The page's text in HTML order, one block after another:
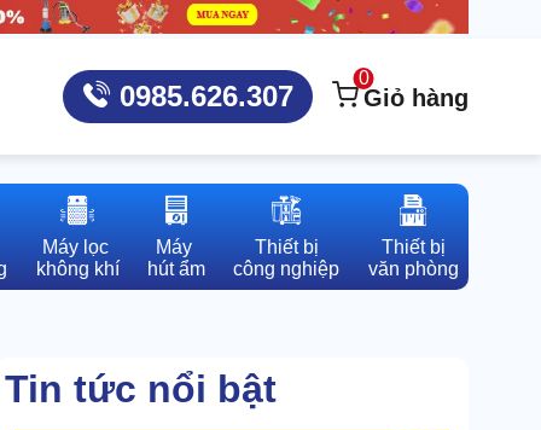
0985.626.307
0
Giỏ hàng
Máy lọc
không khí
Máy
hút ẩm
Thiết bị
công nghiệp
Thiết bị
văn phòng
Tin tức nổi bật